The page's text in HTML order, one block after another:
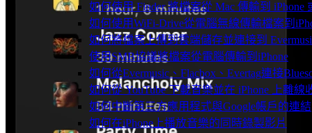
如何使用 Finder 將檔案從 Mac 傳輸到 iPhone
如何使用WiFi-Drive從電腦無線傳輸檔案到
如何將檔案上傳到雲端儲存並連接到
使用SMB協議將檔案從電腦傳輸到iPhone
如何從Evermusic、Flacbox、Evertag連接
如何從 YouTube 下載音樂並在 iPhone 上離線
如何中斷第三方應用程式與Google帳戶的連結
如何在iPhone上播放音樂的同時錄製影片